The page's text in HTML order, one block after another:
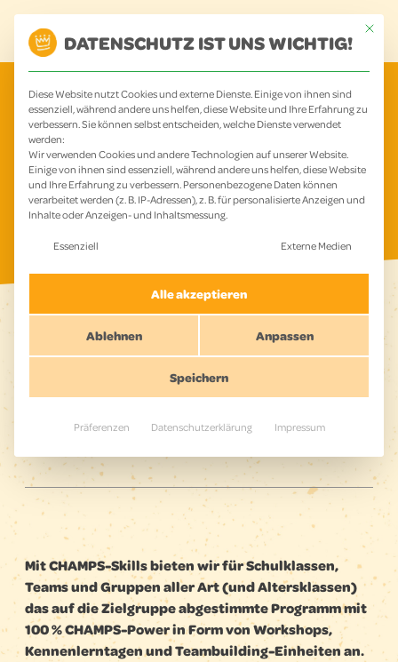
Zum
Inhalt
springen
Main
Menu
CHAMPS-SKILLS
Mit CHAMPS-Skills bieten wir für Schulklassen,
Teams und Gruppen aller Art (und Altersklassen)
das auf die Zielgruppe abgestimmte Programm mit
100 % CHAMPS-Power in Form von Workshops,
Kennenlerntagen und Teambuilding-Einheiten an.
Mit
DATENSCHUTZ IST UNS WICHTIG!
Diese Website nutzt Cookies und externe Dienste. Einige von ihnen sind
essenziell, während andere uns helfen, diese Website und Ihre Erfahrung zu
verbessern. Sie können selbst entscheiden, welche Dienste verwendet
werden:
Wir verwenden Cookies und andere Technologien auf unserer Website.
Einige von ihnen sind essenziell, während andere uns helfen, diese Website
und Ihre Erfahrung zu verbessern.Personenbezogene Daten können
verarbeitet werden (z. B. IP-Adressen), z. B. für personalisierte Anzeigen und
Inhalte oder Anzeigen- und Inhaltsmessung.
Es folgt eine Liste der Service-Gruppen, für die eine
Essenziell Externe Medien
Alle akzeptieren
Ablehnen Anpassen
Speichern
Präferenzen Datenschutzerklärung Impressum